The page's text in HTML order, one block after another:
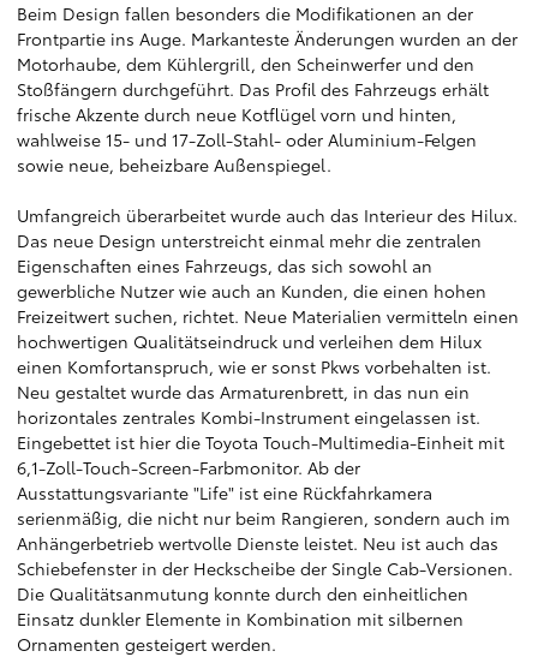
Beim Design fallen besonders die Modifikationen an der
Frontpartie ins Auge. Markanteste Änderungen wurden an der
Motorhaube, dem Kühlergrill, den Scheinwerfer und den
Stoßfängern durchgeführt. Das Profil des Fahrzeugs erhält
frische Akzente durch neue Kotflügel vorn und hinten,
wahlweise 15- und 17-Zoll-Stahl- oder Aluminium-Felgen
sowie neue, beheizbare Außenspiegel.
Umfangreich überarbeitet wurde auch das Interieur des Hilux.
Das neue Design unterstreicht einmal mehr die zentralen
Eigenschaften eines Fahrzeugs, das sich sowohl an
gewerbliche Nutzer wie auch an Kunden, die einen hohen
Freizeitwert suchen, richtet. Neue Materialien vermitteln einen
hochwertigen Qualitätseindruck und verleihen dem Hilux
einen Komfortanspruch, wie er sonst Pkws vorbehalten ist.
Neu gestaltet wurde das Armaturenbrett, in das nun ein
horizontales zentrales Kombi-Instrument eingelassen ist.
Eingebettet ist hier die Toyota Touch-Multimedia-Einheit mit
6,1-Zoll-Touch-Screen-Farbmonitor. Ab der
Ausstattungsvariante "Life" ist eine Rückfahrkamera
serienmäßig, die nicht nur beim Rangieren, sondern auch im
Anhängerbetrieb wertvolle Dienste leistet. Neu ist auch das
Schiebefenster in der Heckscheibe der Single Cab-Versionen.
Die Qualitätsanmutung konnte durch den einheitlichen
Einsatz dunkler Elemente in Kombination mit silbernen
Ornamenten gesteigert werden.